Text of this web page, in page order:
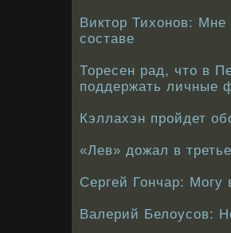
Виктор Тихонов: Мне
составе
Торесен рад, что в
поддержать личные
Кэллахэн пройдет
«Лев» дожал в
Сергей Гончар: Могу
Валерий Белоусов: